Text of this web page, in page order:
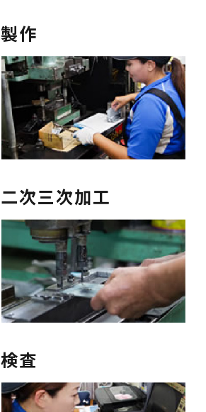
製作
二次三次加工
検査